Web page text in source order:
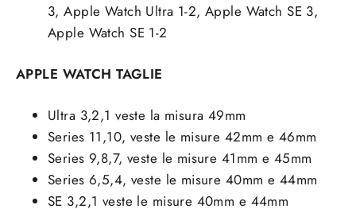
3, Apple Watch Ultra 1-2, Apple Watch SE 3,
Apple Watch SE 1-2
APPLE WATCH TAGLIE
Ultra 3,2,1 veste la misura 49mm
Series 11,10, veste le misure 42mm e 46mm
Series 9,8,7, veste le misure 41mm e 45mm
Series 6,5,4, veste le misure 40mm e 44mm
SE 3,2,1 veste le misure 40mm e 44mm